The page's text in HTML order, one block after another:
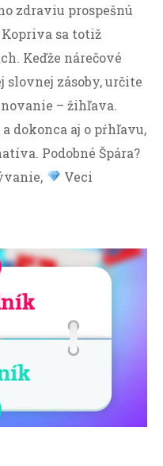
zdraviu prospešnú
sa totiž
Keďže nárečové
slovnej zásoby, určite
– žihľava.
dokonca aj o pŕhľavu,
Podobné Špára?
Veci